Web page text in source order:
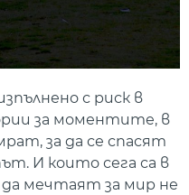
с риск в
за моментите, в
за да се спасят
И които сега са в
мечтаят за мир не